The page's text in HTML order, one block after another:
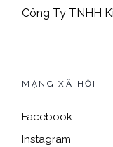
Công Ty TNHH
MẠNG XÃ HỘI
Facebook
Instagram